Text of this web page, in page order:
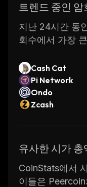
트렌드 중인 암
지난 24시간 동
회수에서 가장
Cash Cat
Pi Network
Ondo
Zcash
유사한 시가 총
CoinStats에서
이들은